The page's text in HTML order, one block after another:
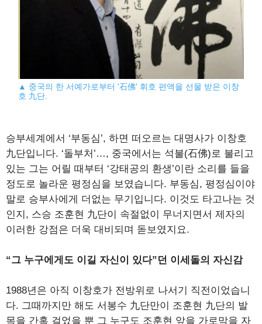
▲ 중국의 한 서예가로부터 '石佛' 휘호 편액을 선물 받은 이창
호 九단.
승부세계에서 ‘부동심’, 하면 떠오르는 대명사가 이창호
九단입니다. ‘돌부처’…, 중국에서는 석불(石佛)로 불리고
있는 그는 어릴 때부터 ‘강태공의 환생’이란 소리를 들을
정도로 놀라운 평정심을 보였습니다. 부동심, 평정심이야
말로 승부사에게 더없는 무기입니다. 이것도 타고나는 것
인지, 스승 조훈현 九단이 속절없이 무너지면서 제자의
이러한 강점은 더욱 대비되며 돋보였지요.
“그 누구에게도 이길 자신이 있다”던 이세돌의 자신감
1988년은 아직 이창호가 전방위로 나서기 직전이었습니
다. 그때까지만 해도 서봉수 九단만이 조훈현 九단의 발
목을 간혹 걸었을 뿐 그 누구도 조훈현 앞을 가로막을 자